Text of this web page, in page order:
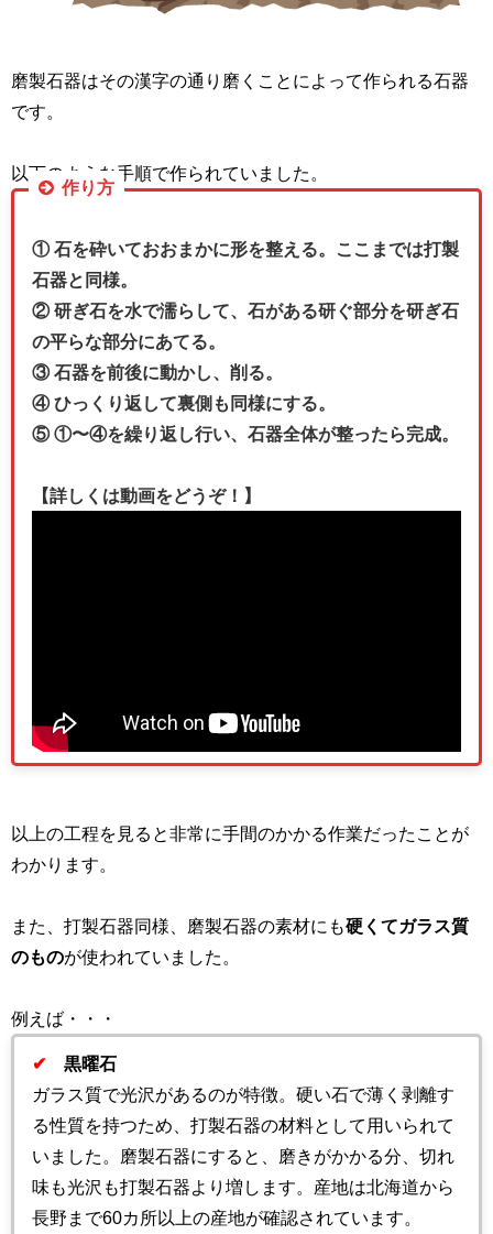
磨製石器はその漢字の通り磨くことによって作られる石器
です。
以下のような手順で作られていました。
作り方
① 石を砕いておおまかに形を整える。ここまでは打製
石器と同様。
② 研ぎ石を水で濡らして、石がある研ぐ部分を研ぎ石
の平らな部分にあてる。
③ 石器を前後に動かし、削る。
④ ひっくり返して裏側も同様にする。
⑤ ①〜④を繰り返し行い、石器全体が整ったら完成。
【詳しくは動画をどうぞ！】
以上の工程を見ると非常に手間のかかる作業だったことが
わかります。
また、打製石器同様、磨製石器の素材にも硬くてガラス質
のものが使われていました。
例えば・・・
✔ 黒曜石
ガラス質で光沢があるのが特徴。硬い石で薄く剥離す
る性質を持つため、打製石器の材料として用いられて
いました。磨製石器にすると、磨きがかかる分、切れ
味も光沢も打製石器より増します。産地は北海道から
長野まで60カ所以上の産地が確認されています。